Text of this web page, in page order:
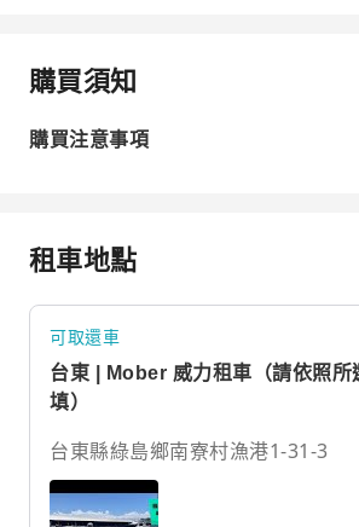
購買須知
購買注意事項
租車地點
可取還車
台東 | Mober 威力租車（請依照所
填）
台東縣綠島鄉南寮村漁港1-31-3